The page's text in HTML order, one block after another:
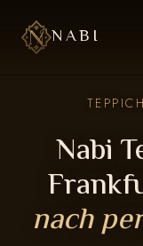
NABI
Nabi
nach